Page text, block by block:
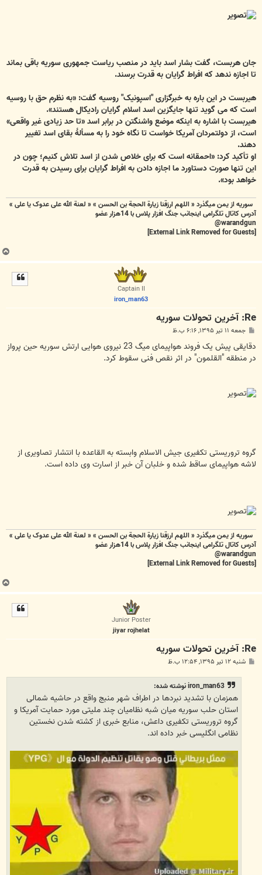
جان هربست، گفت بشار اسد باید در منصب ریاست جمهوری سوریه باقی بماند
تا اجازه ندهد که افراط گرایان به قدرت برسند.
هیربست در این باره به خبرگزاری "اسپونیک" روسیه گفت: «به نظرم حق با روسیه
است که می گوید تنها جایگزین اسد اسلام گرایان رادیکال هستند».
هیربست با اشاره به اینکه موضع واشنگتن در برابر اسد «تا حد زیادی غیر واقعی»
است، از دولتمردان آمریکا خواست تا نگاه خود را به مسألۀ بقای اسد تغییر
دهند.
او تأکید کرد: «احمقانه است که برای خلاص شدن از اسد تلاش کنیم؛ چون در
این تنها صورت دستاورد ما اجازه دادن به افراط گرایان برای رسیدن به قدرت
خواهد بود».
سوریه از یمن میگذرد « اللهم ارزقنا زيارة الحجة بن الحسن » « لعنة الله علی عدوک یا علی »
آدرس کاتال تلگرامی اینجانب جنگ افزار پلاس با 14هزار عضو
warandgun@
ب
ا
Captain II
iron_man63
Re: آخرين تحولات سوريه
پ
ت
جمعه ۱۱ تیر ۱۳۹۵, ۶:۱۶ ب.ظ
دقایقی پیش یک فروند هواپیمای میگ 23 نیروی هوایی ارتش سوریه حین پرواز
در منطقه "القلمون" در اثر نقص فنی سقوط کرد.
گروه تروریستی تکفیری جیش الاسلام وابسته به القاعده با انتشار تصاویری از
لاشه هواپیمای ساقط شده و خلبان آن خبر از اسارت وی داده است.
سوریه از یمن میگذرد « اللهم ارزقنا زيارة الحجة بن الحسن » « لعنة الله علی عدوک یا علی »
آدرس کاتال تلگرامی اینجانب جنگ افزار پلاس با 14هزار عضو
warandgun@
ب
ا
Junior Poster
jiyar rojhelat
Re: آخرين تحولات سوريه
پ شنبه ۱۲ تیر ۱۳۹۵, ۱۲:۵۴ ب.ظ
iron_man63 نوشته شده:
همزمان با تشدید نبردها در اطراف شهر منبج واقع در حاشیه شمالی
استان حلب سوریه میان شبه نظامیان چند ملیتی مورد حمایت آمریکا و
گروه تروریستی تکفیری داعش، منابع خبری از کشته شدن نخستین
نظامی انگلیسی خبر داده اند.